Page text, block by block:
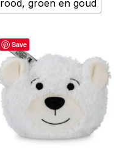
rood, groen en goud
Save